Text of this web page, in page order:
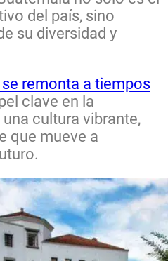
del país, sino
su diversidad y
remonta a tiempos
clave en la
cultura vibrante,
que mueve a